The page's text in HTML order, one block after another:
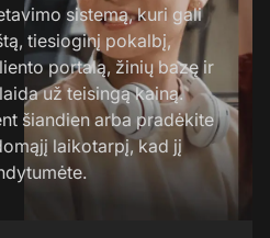
sistemą, kuri gali
tiesioginį pokalbį,
portalą, žinių bazę ir
už teisingą kainą.
šiandien arba pradėkite
laikotarpį, kad jį